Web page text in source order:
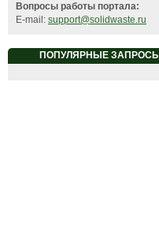
Вопросы работы портала:
E-mail: support@solidwaste.ru
ПОПУЛЯРНЫЕ ЗАПРОСЫ